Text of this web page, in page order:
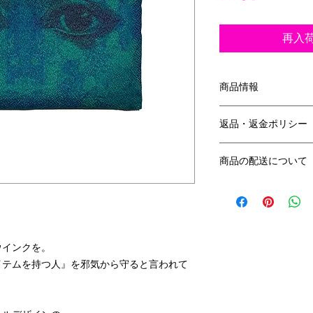
ンクを。
ムを持つ人』を邪気から守ると言われて
再入
商品情報
素 材：ポリエス
国内生産生地
返品・返金ポリシー
返品期限商品到着後
お客様都合による返
商品の配送について
送料：全国一律198